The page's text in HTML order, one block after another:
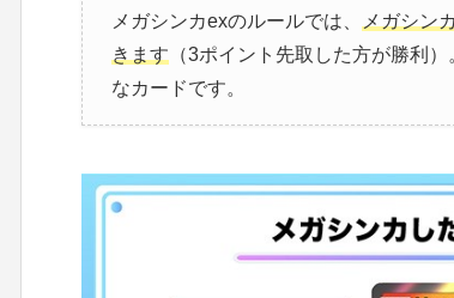
メガシンカexのルールでは、 メガシン
きます（3ポイント先取した方が勝利
なカードです。